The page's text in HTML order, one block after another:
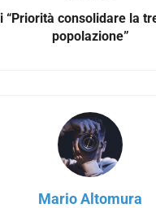
“Priorità consolidare la
popolazione”
Mario Altomura